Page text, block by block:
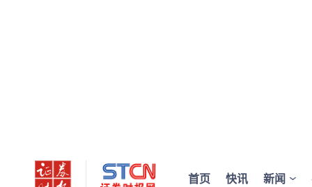
首页 快讯 新闻